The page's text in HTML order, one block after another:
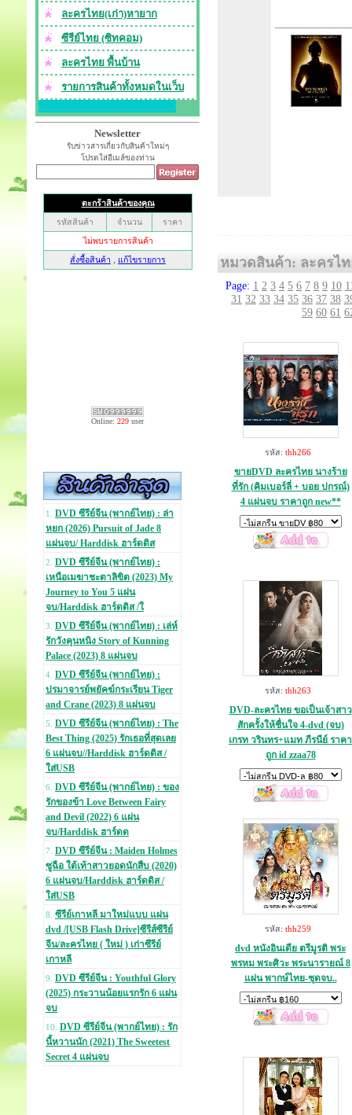
ละครไทย(เก่า)หายาก
ซีรีย์ไทย (ซิทคอม)
ละครไทย พื้นบ้าน
รายการสินค้าทั้งหมดในเว็บ
Newsletter
รับข่าวสารเกี่ยวกับสินค้าใหม่ๆ
โปรดใส่อีเมล์ของท่าน
Online: 229 user
1. DVD ซีรีย์จีน (พากย์ไทย) : ล่า
หยก (2026) Pursuit of Jade 8
แผ่นจบ/ Harddisk ฮาร์ดดิส
2. DVD ซีรีย์จีน (พากย์ไทย) :
เหนือเมฆาชะตาลิขิต (2023) My
Journey to You 5 แผ่น
จบ/Harddisk ฮาร์ดดิส /ใ
3. DVD ซีรีย์จีน (พากย์ไทย) : เล่ห์
รักวังคุนหนิง Story of Kunning
Palace (2023) 8 แผ่นจบ
4. DVD ซีรีย์จีน (พากย์ไทย) :
ปรมาจารย์พยัคฆ์กระเรียน Tiger
and Crane (2023) 8 แผ่นจบ
5. DVD ซีรีย์จีน (พากย์ไทย) : The
Best Thing (2025) รักเธอที่สุดเลย
6 แผ่นจบ//Harddisk ฮาร์ดดิส /
ใส่USB
6. DVD ซีรีย์จีน (พากย์ไทย) : ของ
รักของข้า Love Between Fairy
and Devil (2022) 6 แผ่น
จบ/Harddisk ฮาร์ดด
7. DVD ซีรีย์จีน : Maiden Holmes
ซูฉือ ใต้เท้าสาวยอดนักสืบ (2020)
6 แผ่นจบ/Harddisk ฮาร์ดดิส /
ใส่USB
8. ซีรีย์เกาหลี มาใหม่แบบ แผ่น
dvd /[USB Flash Drive]ซีรีส์ซีรีย์
จีน/ละครไทย ( ใหม่ ) เก่าซีรีย์
เกาหลี
9. DVD ซีรีย์จีน : Youthful Glory
(2025) กระวานน้อยแรกรัก 6 แผ่น
จบ
10. DVD ซีรีย์จีน (พากย์ไทย) : รัก
นี้หวานนัก (2021) The Sweetest
Secret 4 แผ่นจบ
หมวดสินค้า: ละครไท
Page: 1 2 3 4 5 6 7 8 9 10
31 32 33 34 35 36 37 38
59 60 61
รหัส: thh266
ขายDVD ละครไทย นางร้าย
ที่รัก (คิมเบอร์ลี่ + บอย ปกรณ์)
4 แผ่นจบ ราคาถูก new**
รหัส: thh263
DVD-ละครไทย ขอเป็นเจ้าสาว
สักครั้งให้ชื่นใจ 4-dvd (จบ)
เกรท วรินทร+แมท ภีรนีย์ ราคา
ถูก id zzaa78
รหัส: thh259
dvd หนังอินเดีย ตรีมูรติ พระ
พรหม พระศิวะ พระนารายณ์ 8
แผ่น พากษ์ไทย-ชุดจบ..